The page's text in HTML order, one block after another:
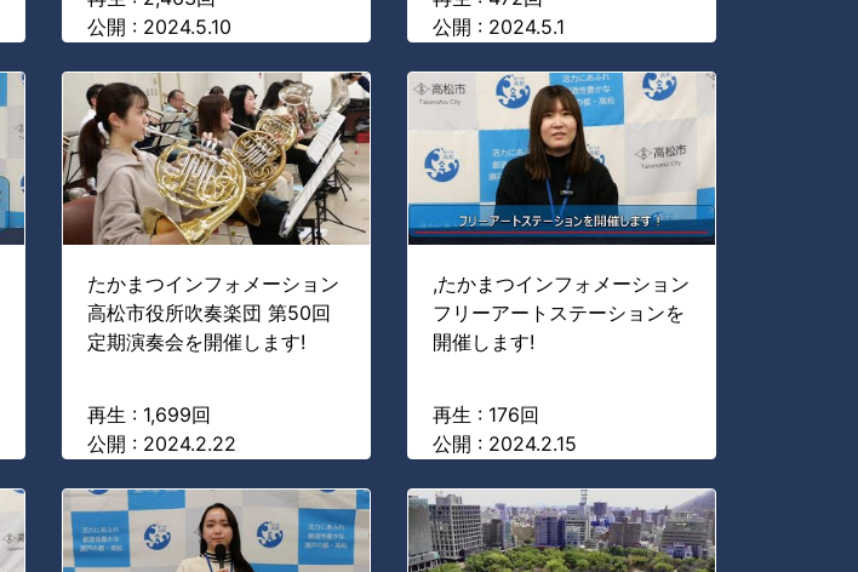
公開 : 2024.5.10
公開 : 2024.5.1
たかまつインフォメーション
高松市役所吹奏楽団 第50回
定期演奏会を開催します!
再生 : 1,699回
公開 : 2024.2.22
,たかまつインフォメーション
フリーアートステーションを
開催します!
再生 : 176回
公開 : 2024.2.15